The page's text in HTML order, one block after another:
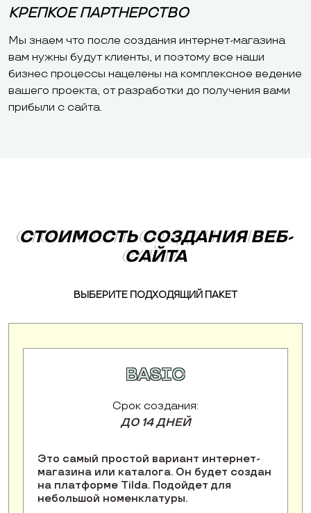
КРЕПКОЕ ПАРТНЕРСТВО
Мы знаем что после создания интернет-магазина
вам нужны будут клиенты, и поэтому все наши
бизнес процессы нацелены на комплексное ведение
вашего проекта, от разработки до получения вами
прибыли с сайта.
СТОИМОСТЬ СОЗДАНИЯ ВЕБ-
САЙТА
СТОИМОСТЬ СОЗДАНИЯ ВЕБ-
САЙТА
ВЫБЕРИТЕ ПОДХОДЯЩИЙ ПАКЕТ
BASIC
Срок создания:
ДО 14 ДНЕЙ
Это самый простой вариант интернет-
магазина или каталога. Он будет создан
на платформе Tilda. Подойдет для
небольшой номенклатуры.